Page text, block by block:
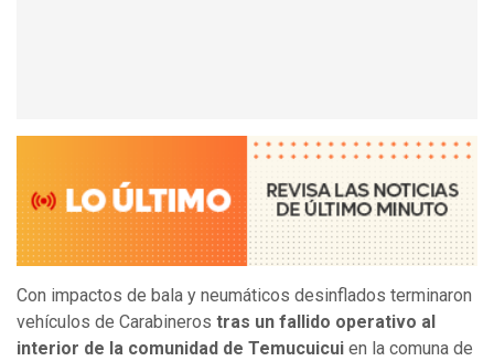
Con impactos de bala y neumáticos desinflados terminaron
vehículos de Carabineros tras un fallido operativo al
interior de la comunidad de Temucuicui en la comuna de